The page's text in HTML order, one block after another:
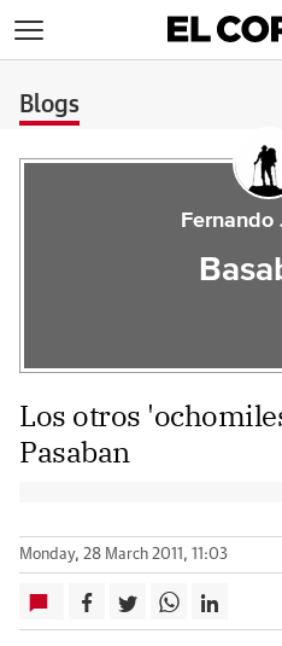
Blogs
Fernando
Los otros
Pasaban
Monday, 28 March 2011, 11:03